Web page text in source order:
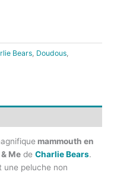
Bears, Doudous,
mammouth en
Me de Charlie Bears.
une peluche non